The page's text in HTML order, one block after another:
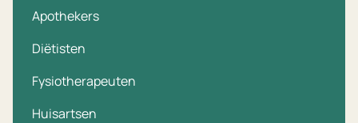
Apothekers
Diëtisten
Fysiotherapeuten
Huisartsen